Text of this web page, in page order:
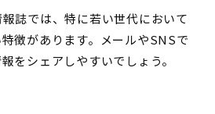
誌では、特に若い世代において
徴があります。メールやSNSで
をシェアしやすいでしょう。